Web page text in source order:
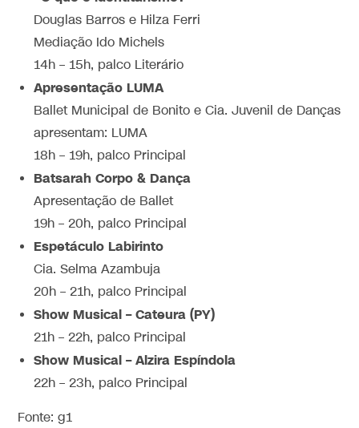
Douglas Barros e Hilza Ferri
Mediação Ido Michels
14h – 15h, palco Literário
Apresentação LUMA
Ballet Municipal de Bonito e Cia. Juvenil de Danças
apresentam: LUMA
18h – 19h, palco Principal
Batsarah Corpo & Dança
Apresentação de Ballet
19h – 20h, palco Principal
Espetáculo Labirinto
Cia. Selma Azambuja
20h – 21h, palco Principal
Show Musical – Cateura (PY)
21h – 22h, palco Principal
Show Musical – Alzira Espíndola
22h – 23h, palco Principal
Fonte: g1